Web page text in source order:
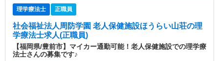
理学療法士 正職員
社会福祉法人周防学園 老人保健施設ほうらい山荘の理
学療法士求人(正職員)
【福岡県/豊前市】マイカー通勤可能！老人保健施設での理学療
法士さんの募集です♪